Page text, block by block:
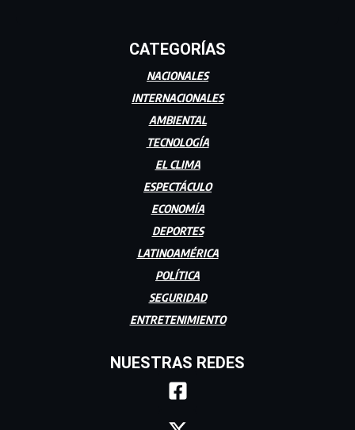
CATEGORÍAS
NACIONALES
INTERNACIONALES
AMBIENTAL
TECNOLOGÍA
EL CLIMA
ESPECTÁCULO
ECONOMÍA
DEPORTES
LATINOAMÉRICA
POLÍTICA
SEGURIDAD
ENTRETENIMIENTO
NUESTRAS REDES